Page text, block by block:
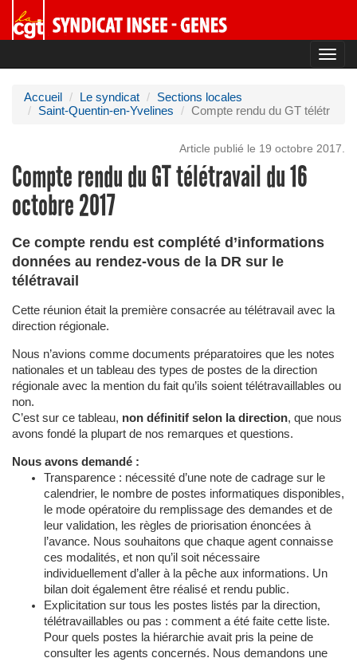
Accueil Le syndicat
Sections locales
Saint-Quentin-en-Yvelines
Compte rendu du GT télétr
Article publié le 19 octobre 2017.
Compte rendu du GT télétravail du 16
octobre 2017
Ce compte rendu est complété d’informations
données au rendez-vous de la DR sur le
télétravail
Cette réunion était la première consacrée au télétravail avec la
direction régionale.
Nous n’avions comme documents préparatoires que les notes
nationales et un tableau des types de postes de la direction
régionale avec la mention du fait qu’ils soient télétravaillables ou
non.
C’est sur ce tableau, non définitif selon la direction, que nous
avons fondé la plupart de nos remarques et questions.
Nous avons demandé :
Transparence : nécessité d’une note de cadrage sur le
calendrier, le nombre de postes informatiques disponibles,
le mode opératoire du remplissage des demandes et de
leur validation, les règles de priorisation énoncées à
l’avance. Nous souhaitons que chaque agent connaisse
ces modalités, et non qu’il soit nécessaire
individuellement d’aller à la pêche aux informations. Un
bilan doit également être réalisé et rendu public.
Explicitation sur tous les postes listés par la direction,
télétravaillables ou pas : comment a été faite cette liste.
Pour quels postes la hiérarchie avait pris la peine de
consulter les agents concernés. Nous demandons une